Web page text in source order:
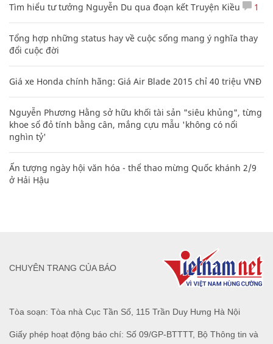
Tìm hiểu tư tưởng Nguyễn Du qua đoạn kết Truyện Kiều 1
Tổng hợp những status hay về cuộc sống mang ý nghĩa thay
đổi cuộc đời
Giá xe Honda chính hãng: Giá Air Blade 2015 chỉ 40 triệu VNĐ
Nguyễn Phương Hằng sở hữu khối tài sản "siêu khủng", từng
khoe sổ đỏ tính bằng cân, mắng cựu mẫu 'không có nổi
nghìn tỷ'
Ấn tượng ngày hội văn hóa - thể thao mừng Quốc khánh 2/9
ở Hải Hậu
Tòa soạn: Tòa nhà Cục Tần Số, 115 Trần Duy Hưng Hà Nội
Giấy phép hoạt động báo chí: Số 09/GP-BTTTT, Bộ Thông tin và
CHUYÊN TRANG CỦA BÁO